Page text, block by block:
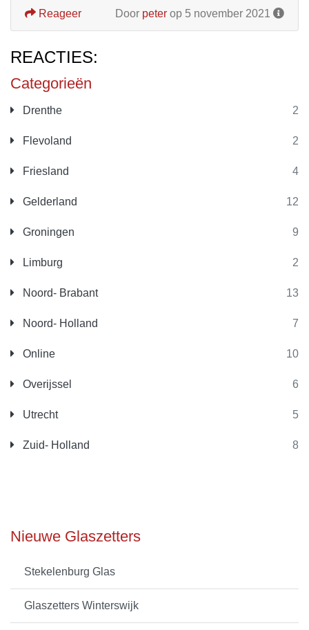
Categorieën
Drenthe 2
Flevoland 2
Friesland 4
Gelderland 12
Groningen 9
Limburg 2
Noord- Brabant 13
Noord- Holland 7
Online 10
Overijssel 6
Utrecht 5
Zuid- Holland 8
Nieuwe Glaszetters
Stekelenburg Glas
Glaszetters Winterswijk
Door peter op 5 november 2021
Reageer
REACTIES: